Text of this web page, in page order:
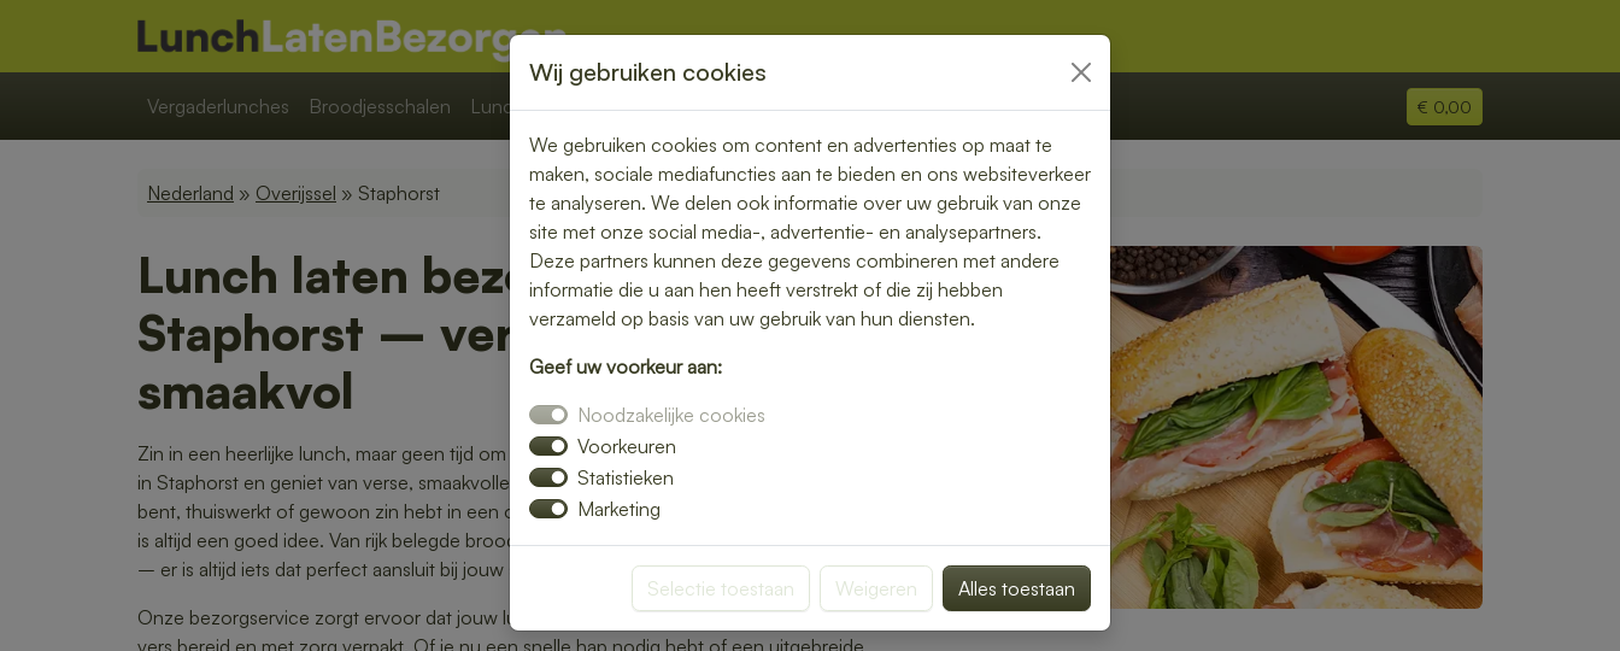
Vergaderlunches Broodjesschalen Lunchpakketten Overige € 0,00
Nederland » Overijssel » Staphorst
Lunch laten bezorgen in
Staphorst – vers, snel en
smaakvol
Zin in een heerlijke lunch, maar geen tijd om zelf iets klaar te maken? Laat je lunch bezorgen
in Staphorst en geniet van verse, smaakvolle gerechten zonder gedoe. Of je nu op kantoor
bent, thuiswerkt of gewoon zin hebt in een ontspannen middagpauze, een bezorgde lunch
is altijd een goed idee. Van rijk belegde broodjes tot gezonde salades en warme maaltijden
– er is altijd iets dat perfect aansluit bij jouw smaak.
Onze bezorgservice zorgt ervoor dat jouw lunch op het gewenste tijdstip wordt geleverd,
Wij gebruiken cookies
We gebruiken cookies om content en advertenties op maat te
maken, sociale mediafuncties aan te bieden en ons websiteverkeer
te analyseren. We delen ook informatie over uw gebruik van onze
site met onze social media-, advertentie- en analysepartners.
Deze partners kunnen deze gegevens combineren met andere
informatie die u aan hen heeft verstrekt of die zij hebben
verzameld op basis van uw gebruik van hun diensten.
Geef uw voorkeur aan:
Noodzakelijke cookies
Voorkeuren
Statistieken
Marketing
Selectie toestaan Weigeren Alles toestaan